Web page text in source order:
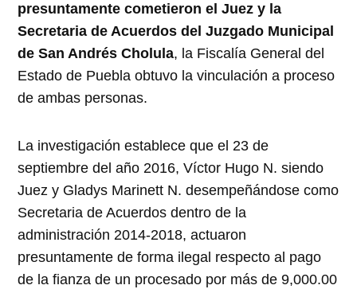
presuntamente cometieron el Juez y la
Secretaria de Acuerdos del Juzgado Municipal
de San Andrés Cholula, la Fiscalía General del
Estado de Puebla obtuvo la vinculación a proceso
de ambas personas.
La investigación establece que el 23 de
septiembre del año 2016, Víctor Hugo N. siendo
Juez y Gladys Marinett N. desempeñándose como
Secretaria de Acuerdos dentro de la
administración 2014-2018, actuaron
presuntamente de forma ilegal respecto al pago
de la fianza de un procesado por más de 9,000.00